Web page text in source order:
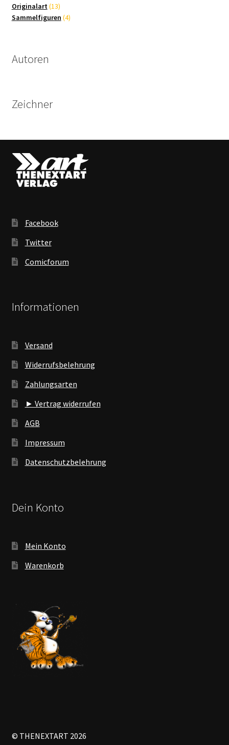
Originalart 1313
Produkte
Sammelfiguren 44
Autoren
Zeichner
Facebook
Twitter
Comicforum
Informationen
Versand
Widerrufsbelehrung
Zahlungsarten
► Vertrag widerrufen
AGB
Impressum
Datenschutzbelehrung
Dein Konto
Mein Konto
Warenkorb
© THENEXTART 2026